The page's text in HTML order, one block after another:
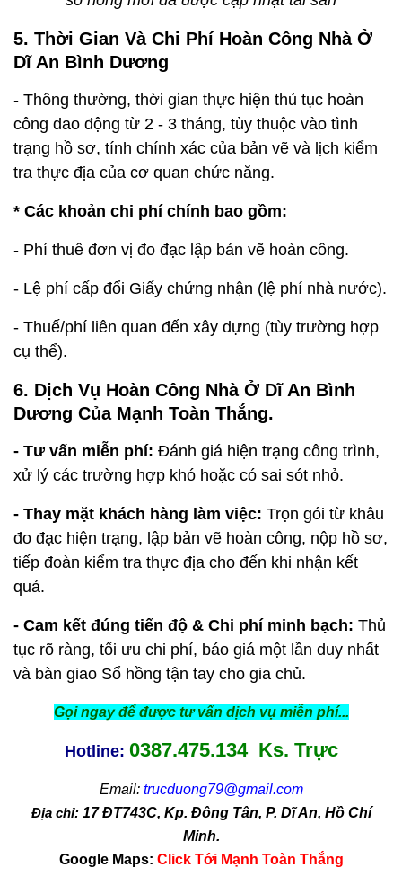
5. Thời Gian Và Chi Phí Hoàn Công Nhà Ở
Dĩ An Bình Dương
- Thông thường, thời gian thực hiện thủ tục hoàn
công dao động từ 2 - 3 tháng, tùy thuộc vào tình
trạng hồ sơ, tính chính xác của bản vẽ và lịch kiểm
tra thực địa của cơ quan chức năng.
* Các khoản chi phí chính bao gồm:
- Phí thuê đơn vị đo đạc lập bản vẽ hoàn công.
- Lệ phí cấp đổi Giấy chứng nhận (lệ phí nhà nước).
- Thuế/phí liên quan đến xây dựng (tùy trường hợp
cụ thể).
6. Dịch Vụ Hoàn Công Nhà Ở Dĩ An Bình
Dương Của Mạnh Toàn Thắng.
- Tư vấn miễn phí: Đánh giá hiện trạng công trình,
xử lý các trường hợp khó hoặc có sai sót nhỏ.
- Thay mặt khách hàng làm việc: Trọn gói từ khâu
đo đạc hiện trạng, lập bản vẽ hoàn công, nộp hồ sơ,
tiếp đoàn kiểm tra thực địa cho đến khi nhận kết
quả.
- Cam kết đúng tiến độ & Chi phí minh bạch: Thủ
tục rõ ràng, tối ưu chi phí, báo giá một lần duy nhất
và bàn giao Sổ hồng tận tay cho gia chủ.
Gọi ngay để được tư vấn dịch vụ miễn phí...
Hotline: 0387.475.134 Ks. Trực
Email: trucduong79@gmail.com
Địa chỉ: 17 ĐT743C, Kp. Đông Tân, P. Dĩ An, Hồ Chí
Minh.
Google Maps: Click Tới Mạnh Toàn Thắng